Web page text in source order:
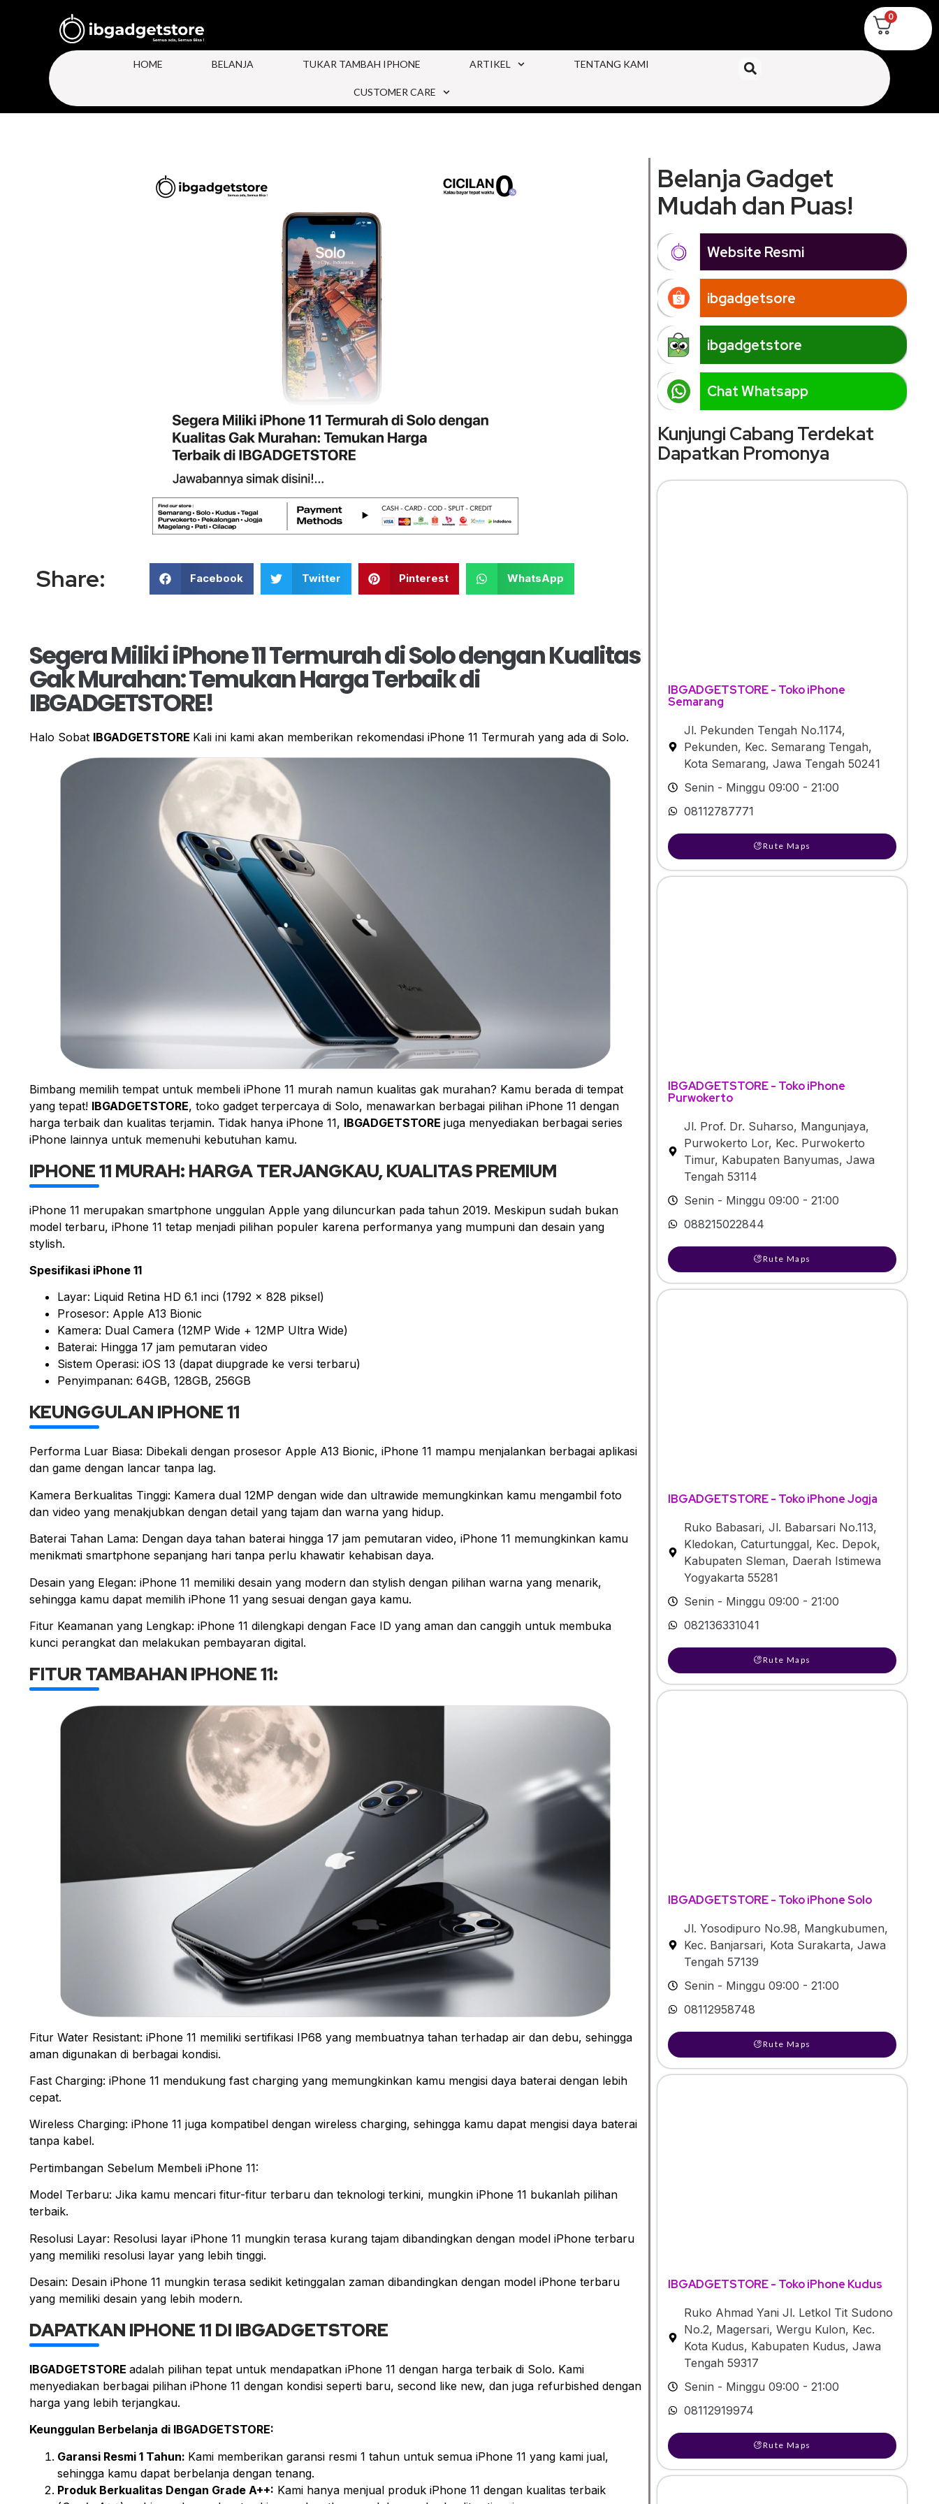
0
HOME BELANJA TUKAR TAMBAH IPHONE ARTIKEL TENTANG KAMI
CUSTOMER CARE
Share: Facebook Twitter Pinterest WhatsApp
Segera Miliki iPhone 11 Termurah di Solo dengan Kualitas
Gak Murahan: Temukan Harga Terbaik di
IBGADGETSTORE!
Halo Sobat IBGADGETSTORE Kali ini kami akan memberikan rekomendasi iPhone 11 Termurah yang ada di Solo.
Bimbang memilih tempat untuk membeli iPhone 11 murah namun kualitas gak murahan? Kamu berada di tempat
yang tepat! IBGADGETSTORE, toko gadget terpercaya di Solo, menawarkan berbagai pilihan iPhone 11 dengan
harga terbaik dan kualitas terjamin. Tidak hanya iPhone 11, IBGADGETSTORE juga menyediakan berbagai series
iPhone lainnya untuk memenuhi kebutuhan kamu.
IPHONE 11 MURAH: HARGA TERJANGKAU, KUALITAS PREMIUM
iPhone 11 merupakan smartphone unggulan Apple yang diluncurkan pada tahun 2019. Meskipun sudah bukan
model terbaru, iPhone 11 tetap menjadi pilihan populer karena performanya yang mumpuni dan desain yang
stylish.
Spesifikasi iPhone 11
Layar: Liquid Retina HD 6.1 inci (1792 x 828 piksel)
Prosesor: Apple A13 Bionic
Kamera: Dual Camera (12MP Wide + 12MP Ultra Wide)
Baterai: Hingga 17 jam pemutaran video
Sistem Operasi: iOS 13 (dapat diupgrade ke versi terbaru)
Penyimpanan: 64GB, 128GB, 256GB
KEUNGGULAN IPHONE 11
Performa Luar Biasa: Dibekali dengan prosesor Apple A13 Bionic, iPhone 11 mampu menjalankan berbagai aplikasi
dan game dengan lancar tanpa lag.
Kamera Berkualitas Tinggi: Kamera dual 12MP dengan wide dan ultrawide memungkinkan kamu mengambil foto
dan video yang menakjubkan dengan detail yang tajam dan warna yang hidup.
Baterai Tahan Lama: Dengan daya tahan baterai hingga 17 jam pemutaran video, iPhone 11 memungkinkan kamu
menikmati smartphone sepanjang hari tanpa perlu khawatir kehabisan daya.
Desain yang Elegan: iPhone 11 memiliki desain yang modern dan stylish dengan pilihan warna yang menarik,
sehingga kamu dapat memilih iPhone 11 yang sesuai dengan gaya kamu.
Fitur Keamanan yang Lengkap: iPhone 11 dilengkapi dengan Face ID yang aman dan canggih untuk membuka
kunci perangkat dan melakukan pembayaran digital.
FITUR TAMBAHAN IPHONE 11:
Fitur Water Resistant: iPhone 11 memiliki sertifikasi IP68 yang membuatnya tahan terhadap air dan debu, sehingga
aman digunakan di berbagai kondisi.
Fast Charging: iPhone 11 mendukung fast charging yang memungkinkan kamu mengisi daya baterai dengan lebih
cepat.
Wireless Charging: iPhone 11 juga kompatibel dengan wireless charging, sehingga kamu dapat mengisi daya baterai
tanpa kabel.
Pertimbangan Sebelum Membeli iPhone 11:
Model Terbaru: Jika kamu mencari fitur-fitur terbaru dan teknologi terkini, mungkin iPhone 11 bukanlah pilihan
terbaik.
Resolusi Layar: Resolusi layar iPhone 11 mungkin terasa kurang tajam dibandingkan dengan model iPhone terbaru
yang memiliki resolusi layar yang lebih tinggi.
Desain: Desain iPhone 11 mungkin terasa sedikit ketinggalan zaman dibandingkan dengan model iPhone terbaru
yang memiliki desain yang lebih modern.
DAPATKAN IPHONE 11 DI IBGADGETSTORE
IBGADGETSTORE adalah pilihan tepat untuk mendapatkan iPhone 11 dengan harga terbaik di Solo. Kami
menyediakan berbagai pilihan iPhone 11 dengan kondisi seperti baru, second like new, dan juga refurbished dengan
harga yang lebih terjangkau.
Keunggulan Berbelanja di IBGADGETSTORE:
Garansi Resmi 1 Tahun: Kami memberikan garansi resmi 1 tahun untuk semua iPhone 11 yang kami jual,
sehingga kamu dapat berbelanja dengan tenang.
Produk Berkualitas Dengan Grade A++: Kami hanya menjual produk iPhone 11 dengan kualitas terbaik
Belanja Gadget
Mudah dan Puas!
Website Resmi
ibgadgetsore
ibgadgetstore
Chat Whatsapp
Kunjungi Cabang Terdekat
Dapatkan Promonya
IBGADGETSTORE - Toko iPhone
Semarang
Jl. Pekunden Tengah No.1174,
Pekunden, Kec. Semarang Tengah,
Kota Semarang, Jawa Tengah 50241
Senin - Minggu 09:00 - 21:00
08112787771
Rute Maps
IBGADGETSTORE - Toko iPhone
Purwokerto
Jl. Prof. Dr. Suharso, Mangunjaya,
Purwokerto Lor, Kec. Purwokerto
Timur, Kabupaten Banyumas, Jawa
Tengah 53114
Senin - Minggu 09:00 - 21:00
088215022844
Rute Maps
IBGADGETSTORE - Toko iPhone Jogja
Ruko Babasari, Jl. Babarsari No.113,
Kledokan, Caturtunggal, Kec. Depok,
Kabupaten Sleman, Daerah Istimewa
Yogyakarta 55281
Senin - Minggu 09:00 - 21:00
082136331041
Rute Maps
IBGADGETSTORE - Toko iPhone Solo
Jl. Yosodipuro No.98, Mangkubumen,
Kec. Banjarsari, Kota Surakarta, Jawa
Tengah 57139
Senin - Minggu 09:00 - 21:00
08112958748
Rute Maps
IBGADGETSTORE - Toko iPhone Kudus
Ruko Ahmad Yani Jl. Letkol Tit Sudono
No.2, Magersari, Wergu Kulon, Kec.
Kota Kudus, Kabupaten Kudus, Jawa
Tengah 59317
Senin - Minggu 09:00 - 21:00
08112919974
Rute Maps